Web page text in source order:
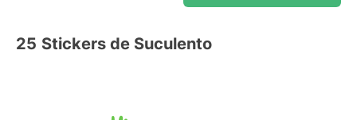
25 Stickers de Suculento